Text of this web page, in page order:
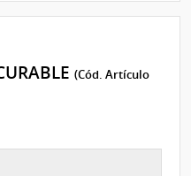
(Cód. Artículo